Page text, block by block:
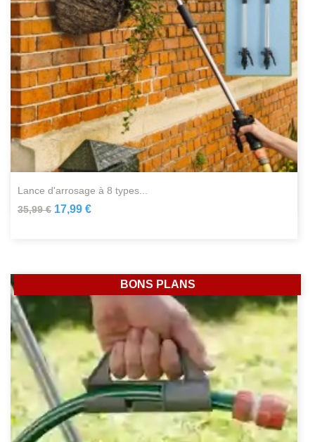
lance d'arrosage à 8 types...
35,99 € 17,99 €
BONS PLANS